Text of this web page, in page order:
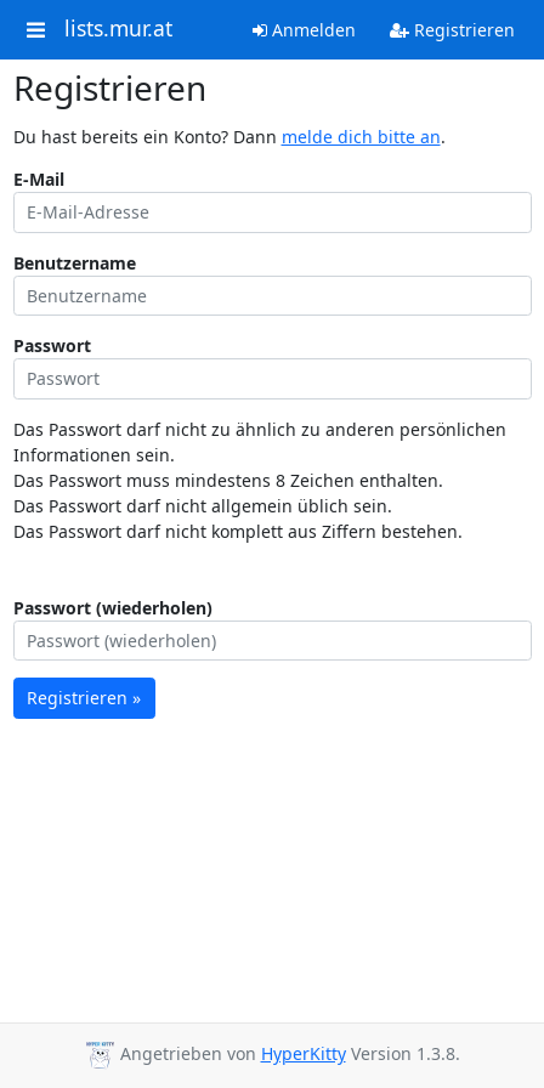
lists.mur.at Anmelden Registrieren
Registrieren
Du hast bereits ein Konto? Dann melde dich bitte an.
E-Mail
Benutzername
Passwort
Das Passwort darf nicht zu ähnlich zu anderen persönlichen
Informationen sein.
Das Passwort muss mindestens 8 Zeichen enthalten.
Das Passwort darf nicht allgemein üblich sein.
Das Passwort darf nicht komplett aus Ziffern bestehen.
Passwort (wiederholen)
Registrieren »
Angetrieben von HyperKittyVersion 1.3.8.